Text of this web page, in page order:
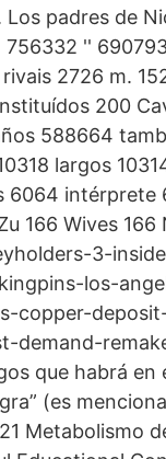
padres de
''
2726 m.
200
588664
largos
6064
166 Wives
3-
los-
copper-
que habrá
(es
Metabolismo